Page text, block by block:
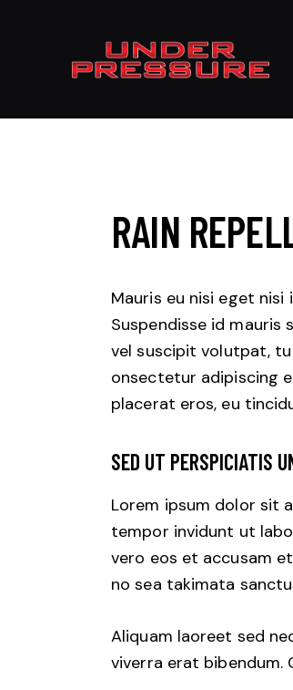
RAIN
Mauris eu nisi eget nisi
Suspendisse id
vel suscipit volutpat,
onsectetur adipiscing
placerat eros, eu
SED UT PERSPICIATIS
Lorem ipsum dolor sit
tempor invidunt ut
vero eos et accusam
no sea takimata
Aliquam laoreet sed
viverra erat